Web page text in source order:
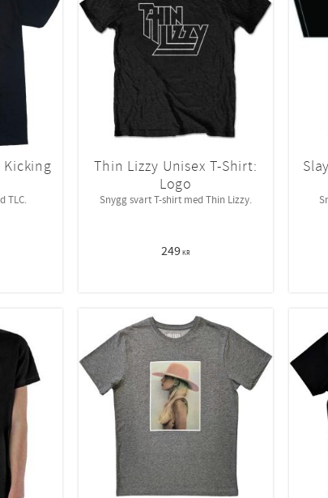
Kicking
TLC.
Thin Lizzy Unisex T-Shirt:
Logo
Snygg svart T-shirt med Thin Lizzy.
249KR